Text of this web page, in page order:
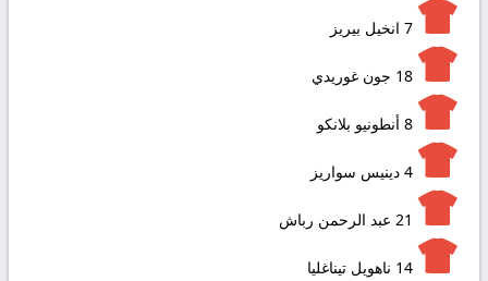
7 انخيل بيريز
18 جون غوريدي
8 أنطونيو بلانكو
4 دينيس سواريز
21 عبد الرحمن رباش
14 ناهويل تيناغليا